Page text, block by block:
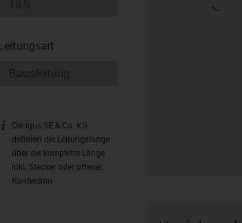
igus-icon-info
Die igus SE & Co. KG
definiert die Leitungslänge
über die komplette Länge
inkl. Stecker oder offener
Konfektion.